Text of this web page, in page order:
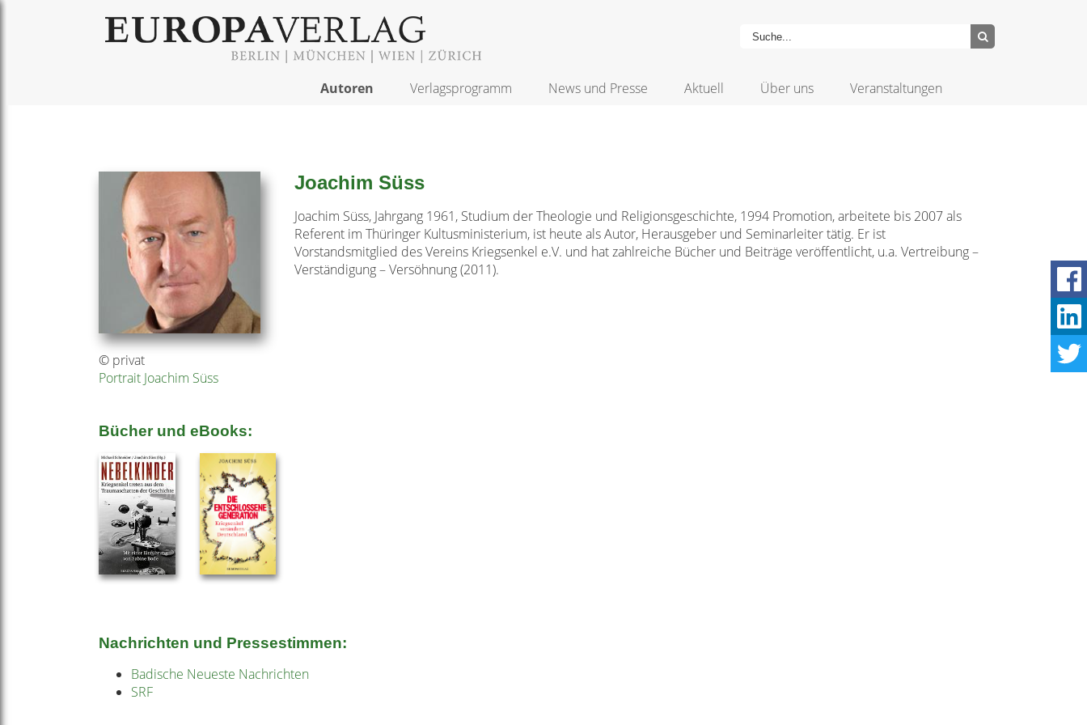
Autoren Verlagsprogramm News und Presse Aktuell Über uns Veranstaltungen
© privat
Portrait Joachim Süss
Joachim Süss
Joachim Süss, Jahrgang 1961, Studium der Theologie und Religionsgeschichte, 1994 Promotion, arbeitete bis 2007 als
Referent im Thüringer Kultusministerium, ist heute als Autor, Herausgeber und Seminarleiter tätig. Er ist
Vorstandsmitglied des Vereins Kriegsenkel e.V. und hat zahlreiche Bücher und Beiträge veröffentlicht, u.a. Vertreibung –
Verständigung – Versöhnung (2011).
Bücher und eBooks:
Nachrichten und Pressestimmen:
Badische Neueste Nachrichten
SRF